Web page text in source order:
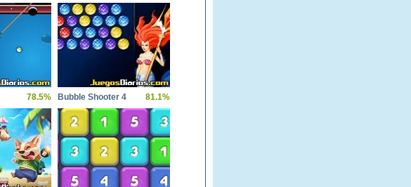
78.5% Bubble Shooter 4 81.1%